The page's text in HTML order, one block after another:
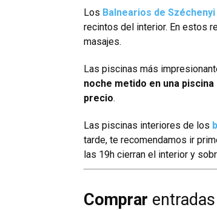
Los Balnearios de Széchenyi
recintos del interior. En estos
masajes.
Las piscinas más
noche metido en una
precio.
Las piscinas interiores de los
tarde, te recomendamos ir
las 19h cierran el interior y
Comprar